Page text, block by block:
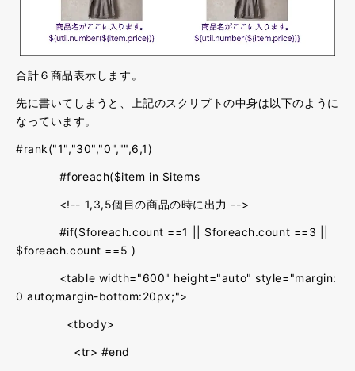
合計６商品表示します。
先に書いてしまうと、上記のスクリプトの中身は以下のように
なっています。
#rank("1","30","0","",6,1)
#foreach($item in $items
<!-- 1,3,5個目の商品の時に出力 -->
#if($foreach.count ==1 || $foreach.count ==3 ||
$foreach.count ==5 )
<table width="600" height="auto" style="margin:
0 auto;margin-bottom:20px;">
<tbody>
<tr> #end